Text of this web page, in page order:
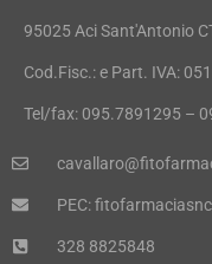
95025 Aci Sant'Antonio
Cod.Fisc.: e Part. IVA:
Tel/fax: 095.7891295 –
PEC:
328 8825848